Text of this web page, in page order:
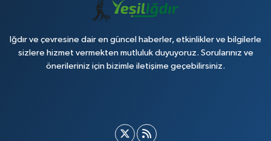
Iğdır ve çevresine dair en güncel haberler, etkinlikler ve bilgilerle
sizlere hizmet vermekten mutluluk duyuyoruz. Sorularınız ve
önerileriniz için bizimle iletişime geçebilirsiniz.